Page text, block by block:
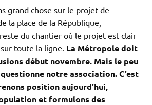
grand chose sur le projet de
la place de la République,
du chantier où le projet est clair
toute la ligne. La Métropole doit
début novembre. Mais le peu
notre association. C’est
position aujourd’hui,
et formulons des